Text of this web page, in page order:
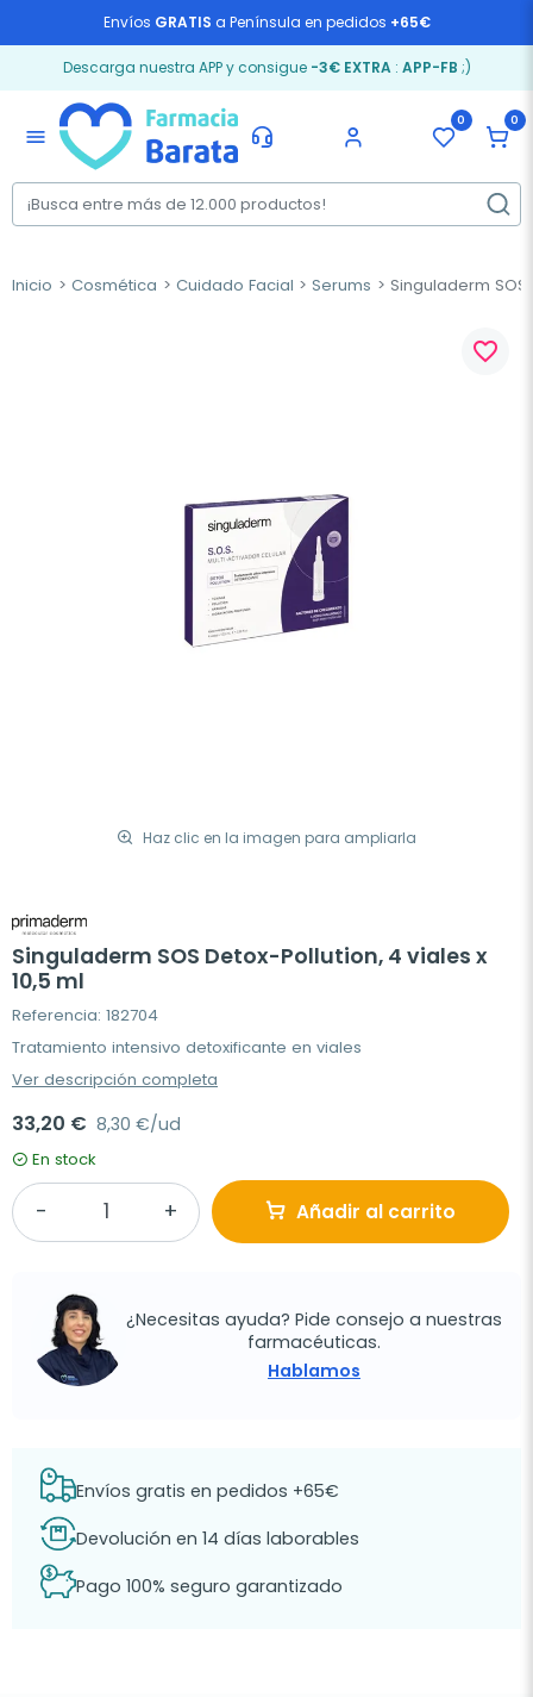
Envíos GRATIS a Península en pedidos +65€
Descarga nuestra APP y consigue -3€ EXTRA: APP-FB ;)
menu
0 0
Inicio Cosmética Cuidado Facial Serums Singuladerm SOS
Haz clic en la imagen para ampliarla
favorite_border
Singuladerm SOS Detox-Pollution, 4 viales x
10,5 ml
Referencia: 182704
Tratamiento intensivo detoxificante en viales
Ver descripción completa
33,20 € 8,30 €/ud
En stock
Añadir al carrito
¿Necesitas ayuda? Pide consejo a nuestras
farmacéuticas.
Hablamos
Envíos gratis en pedidos +65€
Devolución en 14 días laborables
Pago 100% seguro garantizado